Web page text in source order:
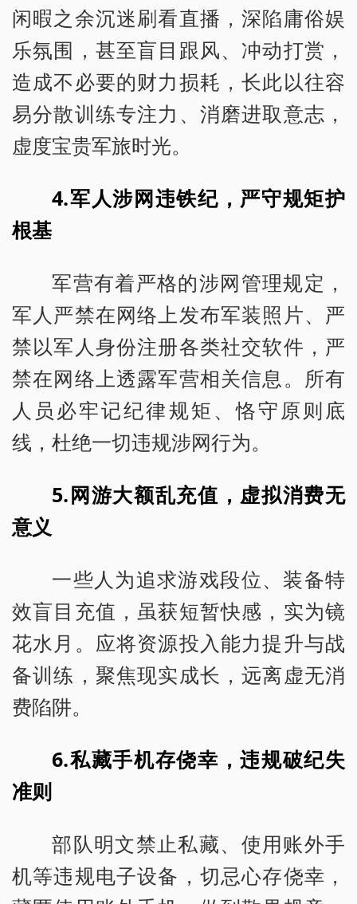
闲暇之余沉迷刷看直播，深陷庸俗娱
乐氛围，甚至盲目跟风、冲动打赏，
造成不必要的财力损耗，长此以往容
易分散训练专注力、消磨进取意志，
虚度宝贵军旅时光。
4.军人涉网违铁纪，严守规矩护
根基
军营有着严格的涉网管理规定，
军人严禁在网络上发布军装照片、严
禁以军人身份注册各类社交软件，严
禁在网络上透露军营相关信息。所有
人员必牢记纪律规矩、恪守原则底
线，杜绝一切违规涉网行为。
5.网游大额乱充值，虚拟消费无
意义
一些人为追求游戏段位、装备特
效盲目充值，虽获短暂快感，实为镜
花水月。应将资源投入能力提升与战
备训练，聚焦现实成长，远离虚无消
费陷阱。
6.私藏手机存侥幸，违规破纪失
准则
部队明文禁止私藏、使用账外手
机等违规电子设备，切忌心存侥幸，